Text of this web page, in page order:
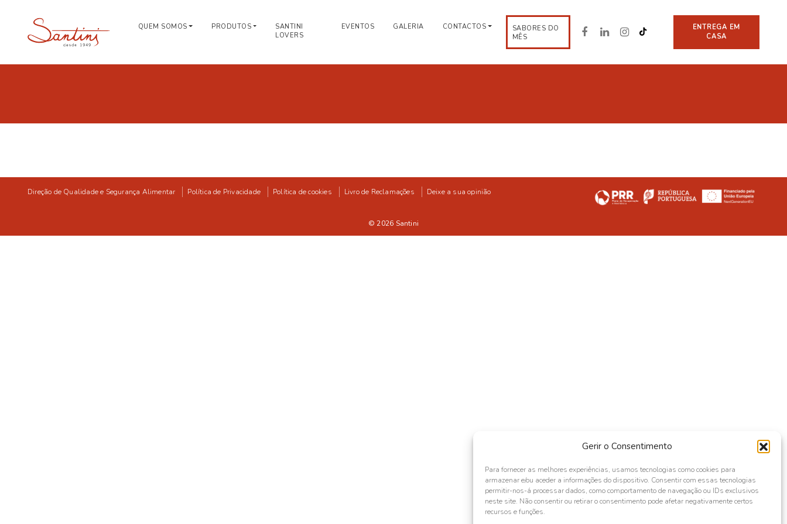
Gerir o Consentimento
Para fornecer as melhores experiências, usamos tecnologias como cookies para
armazenar e/ou aceder a informações do dispositivo. Consentir com essas tecnologias
permitir-nos-á processar dados, como comportamento de navegação ou IDs exclusivos
neste site. Não consentir ou retirar o consentimento pode afetar negativamente certos
recursos e funções.
QUEM SOMOS PRODUTOS
SANTINI
LOVERS
EVENTOS GALERIA CONTACTOS
SABORES DO
MÊS
ENTREGA EM
CASA
Direção de Qualidade e Segurança Alimentar Política de Privacidade Política de cookies Livro de Reclamações Deixe a sua opinião
© 2026 Santini